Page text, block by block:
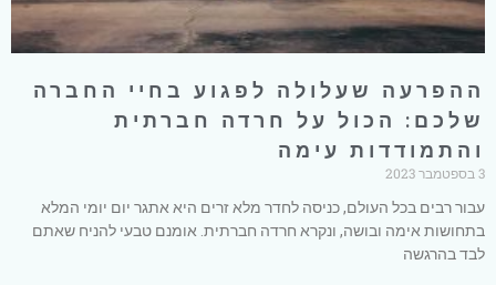
ההפרעה שעלולה לפגוע בחיי החברה
שלכם: הכול על חרדה חברתית
והתמודדות עימה
3 בספטמבר 2023
עבור רבים בכל העולם, כניסה לחדר מלא זרים היא אתגר יום יומי המלא
בתחושות אימה ובושה, ונקרא חרדה חברתית. אומנם טבעי להניח שאתם
לבד בהרגשה